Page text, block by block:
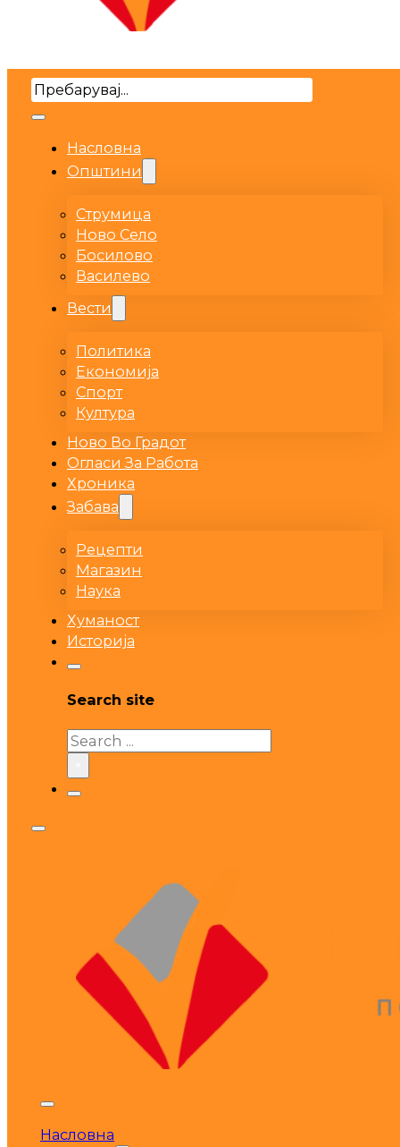
Search
Насловна
Општини
Струмица
Ново Село
Босилово
Василево
Вести
Политика
Економија
Спорт
Култура
Ново Во Градот
Огласи За Работа
Хроника
Забава
Рецепти
Магазин
Наука
Хуманост
Историја
Search site
Search
Насловна